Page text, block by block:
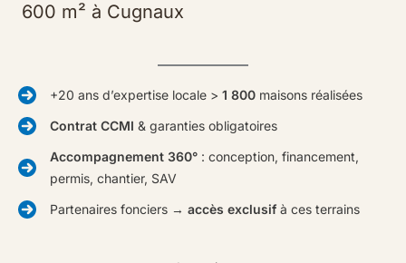
600 m² à Cugnaux
+20 ans d’expertise locale > 1 800 maisons réalisées
Contrat CCMI & garanties obligatoires
Accompagnement 360° : conception, financement,
permis, chantier, SAV
Partenaires fonciers → accès exclusif à ces terrains